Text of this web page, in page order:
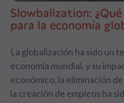
Slowbalization:
para la economía
La globalización ha sido un
economía mundial, y su
económico, la eliminación
la creación de empleos ha